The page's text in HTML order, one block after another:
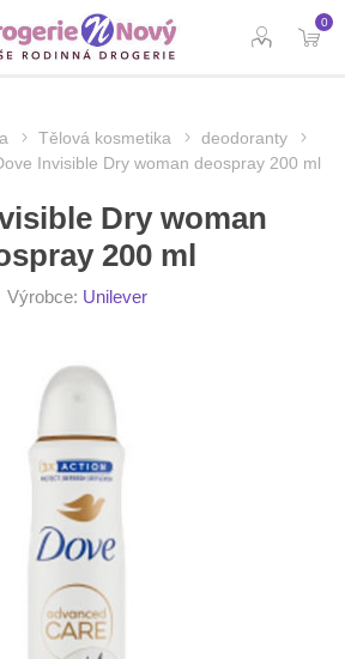
0
Tělová kosmetika
deodoranty
Invisible Dry woman deospray 200 ml
Dry woman
200 ml
Výrobce: Unilever